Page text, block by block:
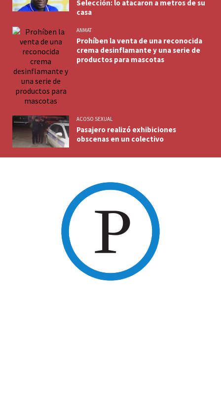
Selección: lo atacaron a metros de su
casa
ANMAT
Prohíben la venta de una reconocida
crema desinflamante y una serie de
productos para mascotas
ACOSO SEXUAL
Pasajero realizó exhibiciones
obscenas en un colectivo